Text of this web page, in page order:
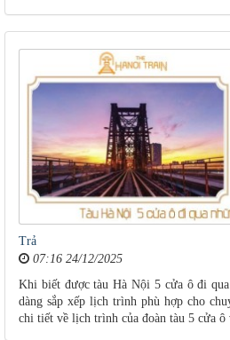
Trả
07:16 24/12/2025
Khi biết được tàu Hà Nội 5 cửa ô đi qua
dàng sắp xếp lịch trình phù hợp cho
chi tiết về lịch trình của đoàn tàu 5 cửa ô